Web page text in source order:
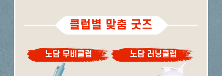
클럽별 맞춤 굿즈
노담 무비클럽 노담 러닝클럽